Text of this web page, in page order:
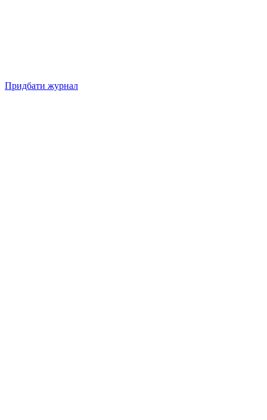
Придбати журнал